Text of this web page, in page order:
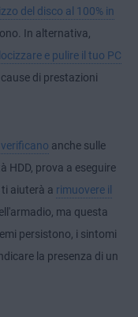
del disco al 100% in
In alternativa,
e pulire il tuo PC
di prestazioni
anche sulle
HDD, prova a eseguire
aiuterà a rimuovere il
ma questa
persistono, i sintomi
la presenza di un